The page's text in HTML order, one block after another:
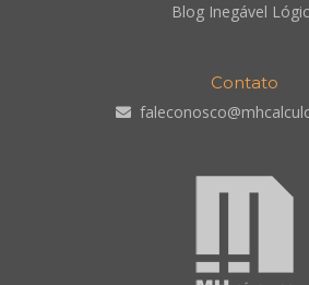
Blog Inegável
Contato